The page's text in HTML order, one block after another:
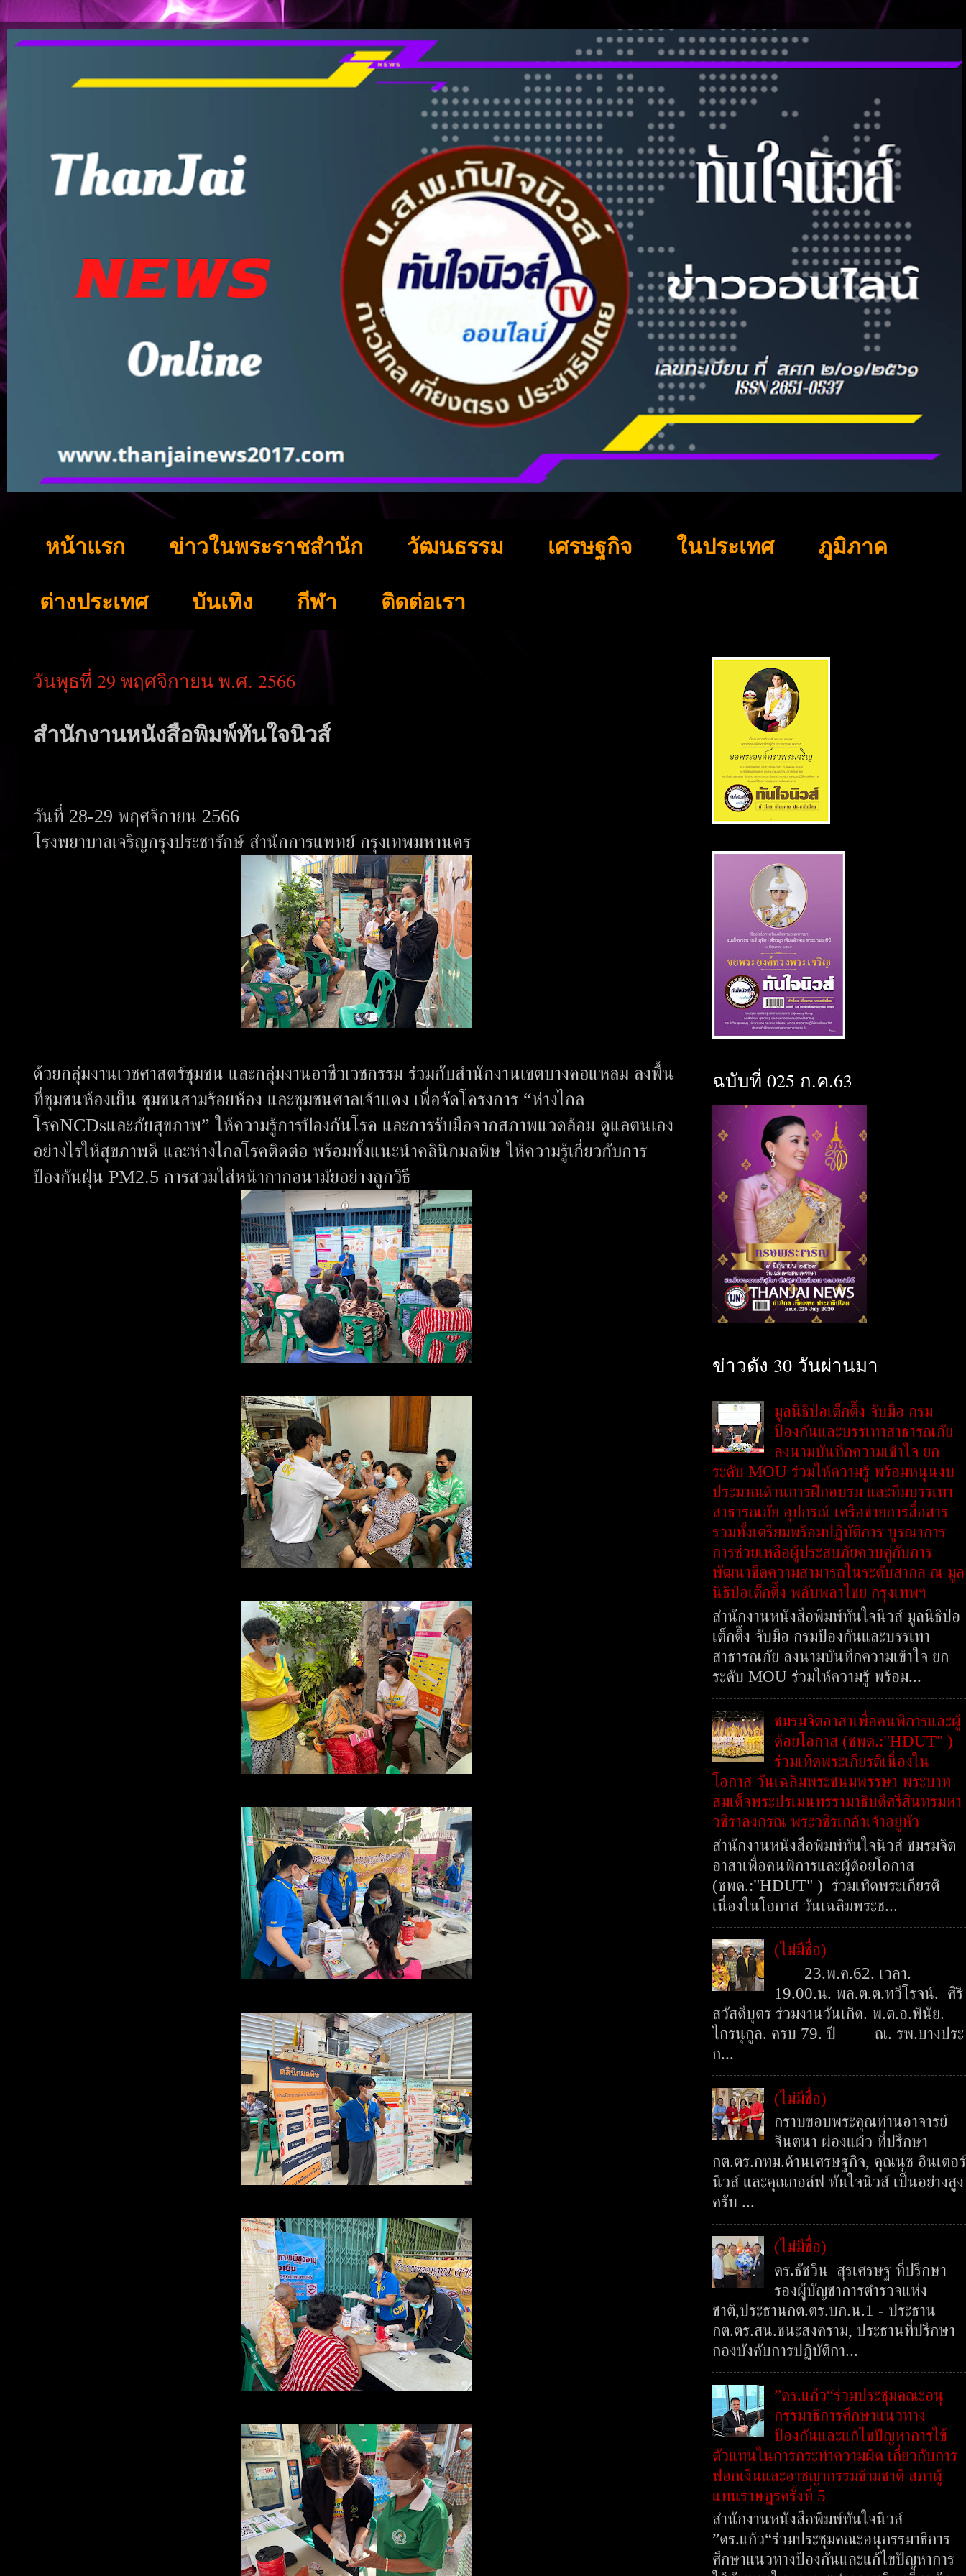
หน้าแรก ข่าวในพระราชสำนัก วัฒนธรรม เศรษฐกิจ ในประเทศ ภูมิภาค
ต่างประเทศ บันเทิง กีฬา ติดต่อเรา
วันพุธที่ 29 พฤศจิกายน พ.ศ. 2566
สำนักงานหนังสือพิมพ์ทันใจนิวส์
วันที่ 28-29 พฤศจิกายน 2566
โรงพยาบาลเจริญกรุงประชารักษ์ สำนักการแพทย์ กรุงเทพมหานคร
ด้วยกลุ่มงานเวชศาสตร์ชุมชน และกลุ่มงานอาชีวเวชกรรม ร่วมกับสำนักงานเขตบางคอแหลม ลงพื้น
ที่ชุมชนห้องเย็น ชุมชนสามร้อยห้อง และชุมชนศาลเจ้าแดง เพื่อจัดโครงการ “ห่างไกล
โรคNCDsและภัยสุขภาพ” ให้ความรู้การป้องกันโรค และการรับมือจากสภาพแวดล้อม ดูแลตนเอง
อย่างไรให้สุขภาพดี และห่างไกลโรคติดต่อ พร้อมทั้งแนะนำคลินิกมลพิษ ให้ความรู้เกี่ยวกับการ
ป้องกันฝุ่น PM2.5 การสวมใส่หน้ากากอนามัยอย่างถูกวิธี
ฉบับที่ 025 ก.ค.63
ข่าวดัง 30 วันผ่านมา
มูลนิธิป่อเต็กตึ๊ง จับมือ กรม
ป้องกันและบรรเทาสาธารณภัย
ลงนามบันทึกความเข้าใจ ยก
ระดับ MOU ร่วมให้ความรู้ พร้อมหนุนงบ
ประมาณด้านการฝึกอบรม และทีมบรรเทา
สาธารณภัย อุปกรณ์ เครือข่ายการสื่อสาร
รวมทั้งเตรียมพร้อมปฏิบัติการ บูรณาการ
การช่วยเหลือผู้ประสบภัยควบคู่กับการ
พัฒนาขีดความสามารถในระดับสากล ณ มูล
นิธิป่อเต็กตึ๊ง พลับพลาไชย กรุงเทพฯ
สำนักงานหนังสือพิมพ์ทันใจนิวส์ มูลนิธิป่อ
เต็กตึ๊ง จับมือ กรมป้องกันและบรรเทา
สาธารณภัย ลงนามบันทึกความเข้าใจ ยก
ระดับ MOU ร่วมให้ความรู้ พร้อม...
ชมรมจิตอาสาเพื่อคนพิการและผู้
ด้อยโอกาส (ชพด.:"HDUT" )
ร่วมเทิดพระเกียรติเนื่องใน
โอกาส วันเฉลิมพระชนมพรรษา พระบาท
สมเด็จพระปรเมนทรรามาธิบดีศรีสินทรมหา
วชิราลงกรณ พระวชิรเกล้าเจ้าอยู่หัว
สำนักงานหนังสือพิมพ์ทันใจนิวส์ ชมรมจิต
อาสาเพื่อคนพิการและผู้ด้อยโอกาส
(ชพด.:"HDUT" ) ร่วมเทิดพระเกียรติ
เนื่องในโอกาส วันเฉลิมพระช...
(ไม่มีชื่อ)
23.พ.ค.62. เวลา.
19.00.น. พล.ต.ต.ทวีโรจน์. ศิริ
สวัสดีบุตร ร่วมงานวันเกิด. พ.ต.อ.พินัย.
ไกรนุกูล. ครบ 79. ปี ณ. รพ.บางประ
ก...
(ไม่มีชื่อ)
กราบขอบพระคุณท่านอาจารย์
จินตนา ผ่องแผ้ว ที่ปรึกษา
กต.ตร.กทม.ด้านเศรษฐกิจ, คุณนุช อินเตอร์
นิวส์ และคุณกอล์ฟ ทันใจนิวส์ เป็นอย่างสูง
ครับ ...
(ไม่มีชื่อ)
ดร.ธัชวิน สุรเศรษฐ ที่ปรึกษา
รองผู้บัญชาการตำรวจแห่ง
ชาติ,ประธานกต.ตร.บก.น.1 - ประธาน
กต.ตร.สน.ชนะสงคราม, ประธานที่ปรึกษา
กองบังคับการปฏิบัติกา...
”ดร.แก้ว“ร่วมประชุมคณะอนุ
กรรมาธิการศึกษาแนวทาง
ป้องกันและแก้ไขปัญหาการใช้
ตัวแทนในการกระทำความผิด เกี่ยวกับการ
ฟอกเงินและอาชญากรรมข้ามชาติ สภาผู้
แทนราษฎรครั้งที่ 5
สำนักงานหนังสือพิมพ์ทันใจนิวส์
”ดร.แก้ว“ร่วมประชุมคณะอนุกรรมาธิการ
ศึกษาแนวทางป้องกันและแก้ไขปัญหาการ